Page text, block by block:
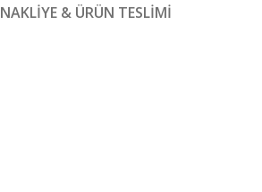
NAKLIYE & ÜRÜN TESLIMI